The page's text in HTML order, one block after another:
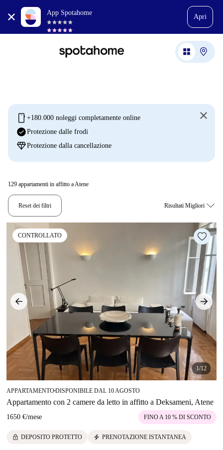
App Spotahome
Apri
mobile +180.000 noleggi completamente online
check_circleProtezione dalle frodi
diamondProtezione dalla cancellazione
129 appartamenti in affitto a Atene
Reset dei filtri
CONTROLLATO
1/12
APPARTAMENTO■DISPONIBILE DAL 10 AGOSTO
Appartamento con 2 camere da letto in affitto a Deksameni, Atene
1650 €/mese FINO A 10 % DI SCONTO
lock DEPOSITO PROTETTO electric_bolt PRENOTAZIONE ISTANTANEA